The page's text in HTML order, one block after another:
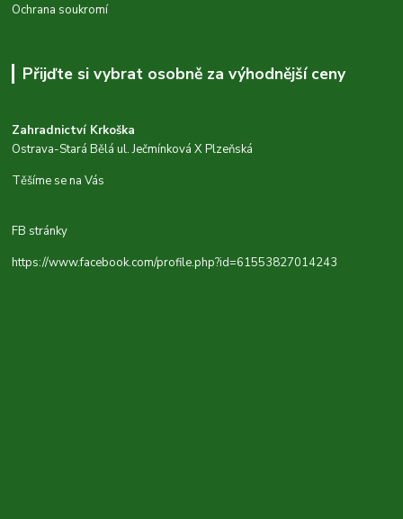
Ochrana soukromí
Přijďte si vybrat osobně za výhodnější ceny
Zahradnictví Krkoška
Ostrava-Stará Bělá ul. Ječmínková X Plzeňská
Těšíme se na Vás
FB stránky
https://www.facebook.com/profile.php?id=61553827014243